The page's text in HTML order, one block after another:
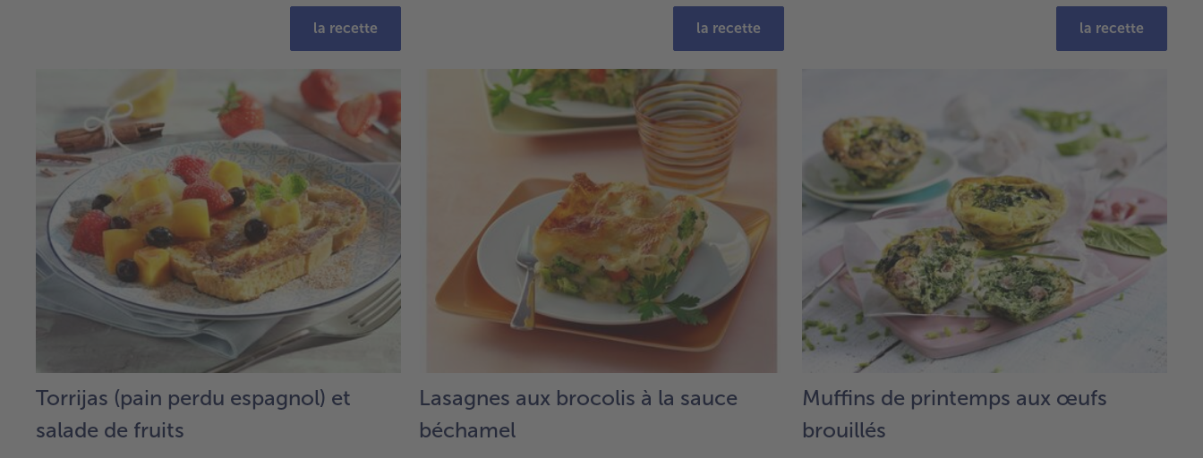
la recette la recette la recette
Torrijas (pain perdu espagnol) et
salade de fruits
Lasagnes aux brocolis à la sauce
béchamel
Muffins de printemps aux œufs
brouillés